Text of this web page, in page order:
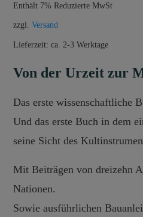
Enthält 7% Reduzierte MwSt
zzgl. Versand
Lieferzeit: ca. 2-3 Werktage
Von der Urzeit zur
Das erste wissenschaftliche
Und das erste Buch in dem
seine Sicht des
Mit Beiträgen von dreizehn
Nationen.
Sowie ausführlichen